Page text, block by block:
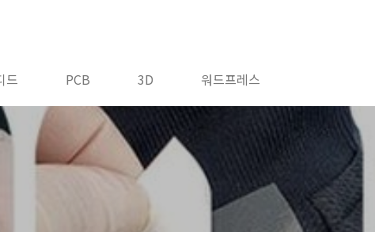
드 PCB 3D 워드프레스